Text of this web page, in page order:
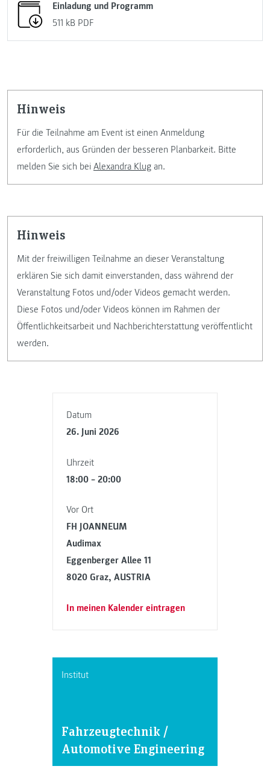
Datum
26. Juni 2026
Uhrzeit
18:00 – 20:00
Vor Ort
FH JOANNEUM
Audimax
Eggenberger Allee 11
8020 Graz, AUSTRIA
In meinen Kalender eintragen
Institut
Fahrzeugtechnik /
Automotive Engineering
Einladung und Programm
511 kB PDF
Hinweis
Für die Teilnahme am Event ist einen Anmeldung
erforderlich, aus Gründen der besseren Planbarkeit. Bitte
melden Sie sich bei Alexandra Klug an.
Hinweis
Mit der freiwilligen Teilnahme an dieser Veranstaltung
erklären Sie sich damit einverstanden, dass während der
Veranstaltung Fotos und/oder Videos gemacht werden.
Diese Fotos und/oder Videos können im Rahmen der
Öffentlichkeitsarbeit und Nachberichterstattung veröffentlicht
werden.